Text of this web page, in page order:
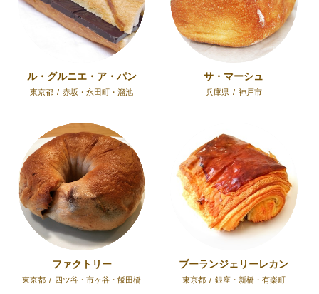
ル・グルニエ・ア・パン
東京都 / 赤坂・永田町・溜池
サ・マーシュ
兵庫県 / 神戸市
ファクトリー
東京都 / 四ツ谷・市ヶ谷・飯田橋
ブーランジェリーレカン
東京都 / 銀座・新橋・有楽町